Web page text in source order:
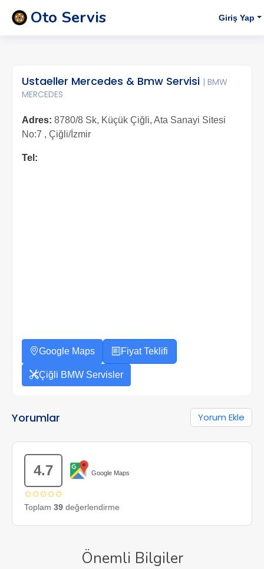
Oto Servis Giriş Yap
Ustaeller Mercedes & Bmw Servisi | BMW
MERCEDES
Adres: 8780/8 Sk, Küçük Çiğli, Ata Sanayi Sitesi
No:7 , Çiğli/İzmir
Tel:
Google Maps Fiyat Teklifi
Çiğli BMW Servisler
Yorumlar Yorum Ekle
4.7 Google Maps
✩✩✩✩✩
Toplam 39 değerlendirme
Önemli Bilgiler